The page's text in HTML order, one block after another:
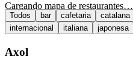
Cargando mapa de restaurantes…
Todos bar cafetaria catalana
internacional
italiana japonesa
Axol